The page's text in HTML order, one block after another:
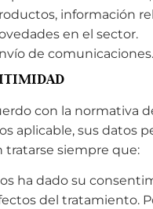
información
en el sector.
de comunicaciones.
con la normativa
aplicable, sus datos
tratarse siempre que:
ha dado su
del tratamiento.